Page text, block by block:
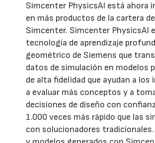
Simcenter PhysicsAI está ahora
en más productos de la cartera de
Simcenter. Simcenter PhysicsAI
tecnología de aprendizaje
geométrico de Siemens que
datos de simulación en modelos
de alta fidelidad que ayudan a los
a evaluar más conceptos y a
decisiones de diseño con
1.000 veces más rápido que las
con solucionadores